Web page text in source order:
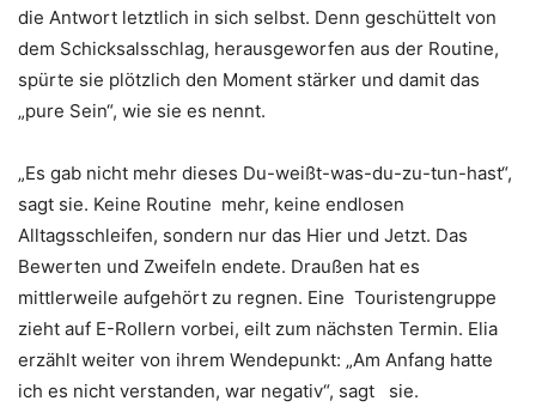
die Antwort letztlich in sich selbst. Denn geschüttelt von
dem Schicksalsschlag, herausgeworfen aus der Routine,
spürte sie plötzlich den Moment stärker und damit das
„pure Sein“, wie sie es nennt.
„Es gab nicht mehr dieses Du-weißt-was-du-zu-tun-hast“,
sagt sie. Keine Routine mehr, keine endlosen
Alltagsschleifen, sondern nur das Hier und Jetzt. Das
Bewerten und Zweifeln endete. Draußen hat es
mittlerweile aufgehört zu regnen. Eine Touristengruppe
zieht auf E-Rollern vorbei, eilt zum nächsten Termin. Elia
erzählt weiter von ihrem Wendepunkt: „Am Anfang hatte
ich es nicht verstanden, war negativ“, sagt sie.